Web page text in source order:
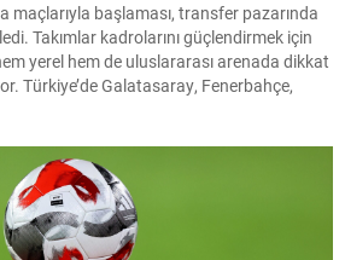
maçlarıyla başlaması, transfer pazarında
Takımlar kadrolarını güçlendirmek için
yerel hem de uluslararası arenada dikkat
Türkiye’de Galatasaray, Fenerbahçe,
büyük kulüpler transfer çalışmalarıyla
çalışırken; Avrupa kulüpleri de
sezon...